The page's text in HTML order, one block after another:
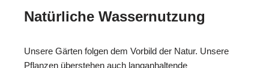
Natürliche Wassernutzung
Unsere Gärten folgen dem Vorbild der Natur. Unsere
Pflanzen überstehen auch langanhaltende